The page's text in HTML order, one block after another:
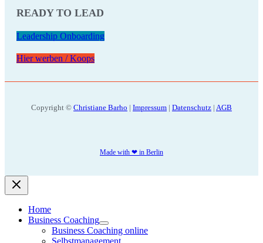
READY TO LEAD
Leadership Onboarding
Hier werben / Koops
Copyright © Christiane Barho | Impressum | Datenschutz | AGB
Made with ❤ in Berlin
Home
Business Coaching
Business Coaching online
Selbstmanagement